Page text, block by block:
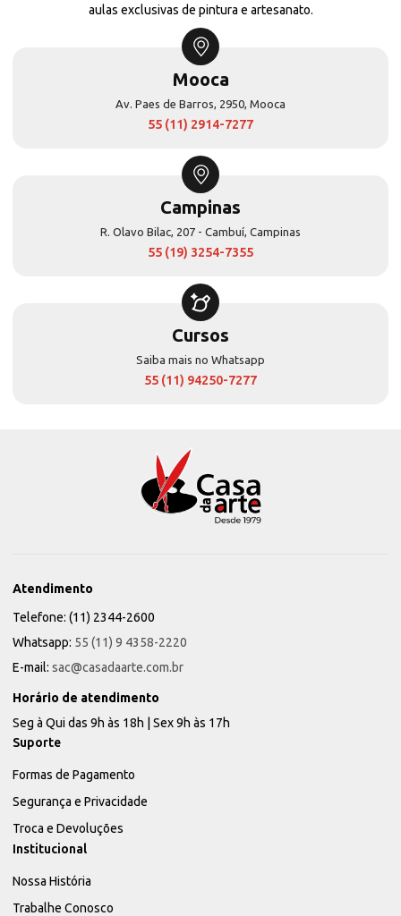
aulas exclusivas de pintura e artesanato.
Mooca
Av. Paes de Barros, 2950, Mooca
55 (11) 2914-7277
Campinas
R. Olavo Bilac, 207 - Cambuí, Campinas
55 (19) 3254-7355
Cursos
Saiba mais no Whatsapp
55 (11) 94250-7277
Atendimento
Telefone: (11) 2344-2600
Whatsapp: 55 (11) 9 4358-2220
E-mail: sac@casadaarte.com.br
Horário de atendimento
Seg à Qui das 9h às 18h | Sex 9h às 17h
Suporte
Formas de Pagamento
Segurança e Privacidade
Troca e Devoluções
Institucional
Nossa História
Trabalhe Conosco